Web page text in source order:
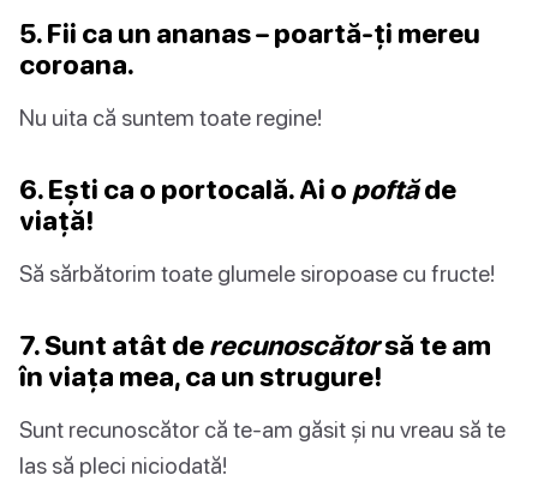
5. Fii ca un ananas – poartă-ți mereu
coroana.
Nu uita că suntem toate regine!
6. Ești ca o portocală. Ai o poftăde
viață!
Să sărbătorim toate glumele siropoase cu fructe!
7. Sunt atât derecunoscătorsă te am
în viața mea, ca un strugure!
Sunt recunoscător că te-am găsit și nu vreau să te
las să pleci niciodată!